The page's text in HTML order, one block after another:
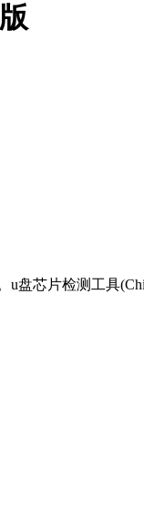
芯片检测工具